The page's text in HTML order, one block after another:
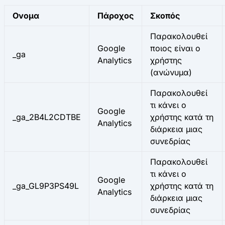
Ονομα Πάροχος Σκοπός
_ga
Google
Analytics
Παρακολουθεί
ποιος είναι ο
χρήστης
(ανώνυμα)
_ga_2B4L2CDTBE
Google
Analytics
Παρακολουθεί
τι κάνει ο
χρήστης κατά τη
διάρκεια μιας
συνεδρίας
_ga_GL9P3PS49L
Google
Analytics
Παρακολουθεί
τι κάνει ο
χρήστης κατά τη
διάρκεια μιας
συνεδρίας